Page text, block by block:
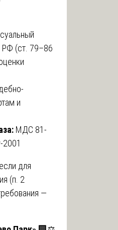
(ст. 79–86
и
МДС 81-
для
(п. 2
—